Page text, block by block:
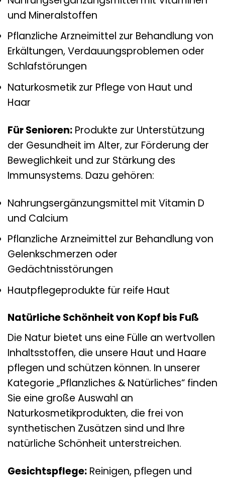
und Mineralstoffen
Pflanzliche Arzneimittel zur Behandlung von
Erkältungen, Verdauungsproblemen oder
Schlafstörungen
Naturkosmetik zur Pflege von Haut und
Haar
Für Senioren: Produkte zur Unterstützung
der Gesundheit im Alter, zur Förderung der
Beweglichkeit und zur Stärkung des
Immunsystems. Dazu gehören:
Nahrungsergänzungsmittel mit Vitamin D
und Calcium
Pflanzliche Arzneimittel zur Behandlung von
Gelenkschmerzen oder
Gedächtnisstörungen
Hautpflegeprodukte für reife Haut
Natürliche Schönheit von Kopf bis Fuß
Die Natur bietet uns eine Fülle an wertvollen
Inhaltsstoffen, die unsere Haut und Haare
pflegen und schützen können. In unserer
Kategorie „Pflanzliches & Natürliches“ finden
Sie eine große Auswahl an
Naturkosmetikprodukten, die frei von
synthetischen Zusätzen sind und Ihre
natürliche Schönheit unterstreichen.
Gesichtspflege: Reinigen, pflegen und